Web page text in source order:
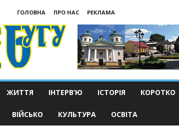
ГОЛОВНА ПРО НАС
РЕКЛАМА
ЖИТТЯ ІНТЕРВ’Ю ІСТОРІЯ КОРОТКО
ВІЙСЬКО КУЛЬТУРА ОСВІТА